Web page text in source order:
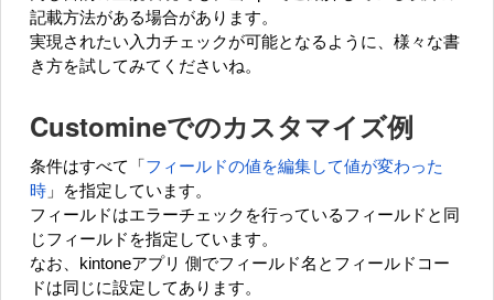
記載方法がある場合があります。
実現されたい入力チェックが可能となるように、様々な書
き方を試してみてくださいね。
Customineでのカスタマイズ例
条件はすべて「 フィールドの値を編集して値が変わった
時 」を指定しています。
フィールドはエラーチェックを行っているフィールドと同
じフィールドを指定しています。
なお、kintoneアプリ 側でフィールド名とフィールドコー
ドは同じに設定してあります。